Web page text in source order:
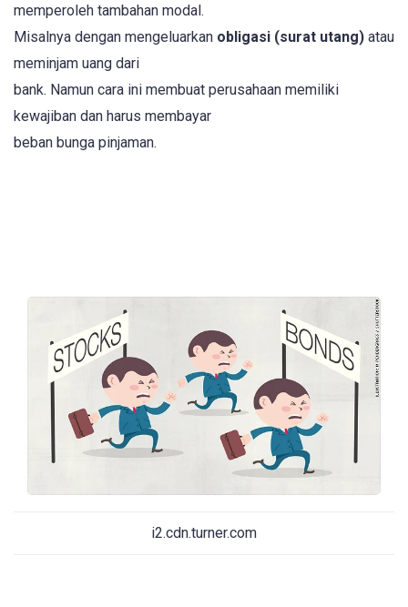
memperoleh tambahan modal.
Misalnya dengan mengeluarkan obligasi (surat utang) atau
meminjam uang dari
bank. Namun cara ini membuat perusahaan memiliki
kewajiban dan harus membayar
beban bunga pinjaman.
i2.cdn.turner.com